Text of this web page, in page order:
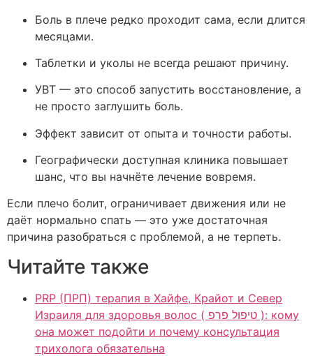
Боль в плече редко проходит сама, если длится
месяцами.
Таблетки и уколы не всегда решают причину.
УВТ — это способ запустить восстановление, а
не просто заглушить боль.
Эффект зависит от опыта и точности работы.
Географически доступная клиника повышает
шанс, что вы начнёте лечение вовремя.
Если плечо болит, ограничивает движения или не
даёт нормально спать — это уже достаточная
причина разобраться с проблемой, а не терпеть.
Читайте также
PRP (ПРП) терапия в Хайфе, Крайот и Север
Израиля для здоровья волос ( טיפול פרפ ): кому
она может подойти и почему консультация
трихолога обязательна